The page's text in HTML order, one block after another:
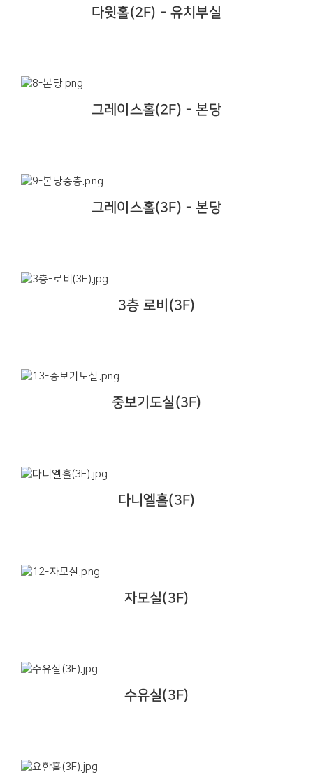
다윗홀(2F) - 유치부실
그레이스홀(2F) - 본당
그레이스홀(3F) - 본당
3층 로비(3F)
중보기도실(3F)
다니엘홀(3F)
자모실(3F)
수유실(3F)